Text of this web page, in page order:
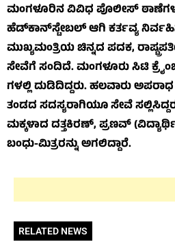
ಮಂಗಳೂರಿನ ವಿವಿಧ ಪೊಲೀಸ್
ಹೆಡ್‌ಕಾನ್‌ಸ್ಟೇಬಲ್ ಆಗಿ ಕರ್ತವ್ಯ
ಮುಖ್ಯಮಂತ್ರಿಯ ಚಿನ್ನದ ಪದಕ,
ಸೇವೆಗೆ ಸಂದಿದೆ. ಮಂಗಳೂರು ಸಿಟಿ
ಗಳಲ್ಲಿ ದುಡಿದಿದ್ದರು. ಹಲವಾರು ಅಪರಾಧ
ತಂಡದ ಸದಸ್ಯರಾಗಿಯೂ ಸೇವೆ
ಮಕ್ಕಳಾದ ದತ್ತಕಿರಣ್, ಪ್ರಣವ್
ಬಂಧು-ಮಿತ್ರರನ್ನು ಅಗಲಿದ್ದಾರೆ.
RELATED NEWS